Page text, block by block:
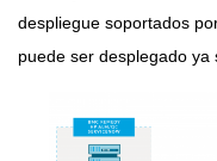
despliegue soportados
puede ser desplegado ya